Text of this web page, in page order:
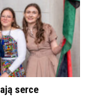
serce